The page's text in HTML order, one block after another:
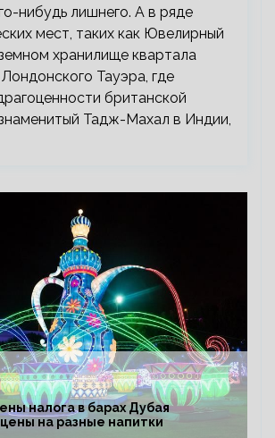
нибудь лишнего. А в ряде
мест, таких как Ювелирный
хранилище квартала
Тауэра, где
британской
Тадж-Махал в Индии,
налога в барах Дубая
цены на разные напитки